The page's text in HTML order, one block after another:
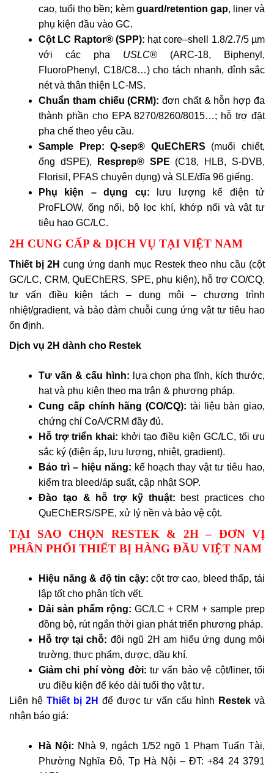
cao, tuổi thọ bền; kèm guard/retention gap, liner và
phụ kiện đầu vào GC.
Cột LC Raptor® (SPP): hạt core–shell 1.8/2.7/5 µm
với các pha USLC® (ARC-18, Biphenyl,
FluoroPhenyl, C18/C8…) cho tách nhanh, đỉnh sắc
nét và thân thiện LC-MS.
Chuẩn tham chiếu (CRM): đơn chất & hỗn hợp đa
thành phần cho EPA 8270/8260/8015…; hỗ trợ đặt
pha chế theo yêu cầu.
Sample Prep:
Q-sep® QuEChERS (muối chiết,
ống dSPE),
Resprep® SPE (C18, HLB, S-DVB,
Florisil, PFAS chuyên dụng) và SLE/đĩa 96 giếng.
Phụ kiện – dụng cụ: lưu lượng kế điện tử
ProFLOW, ống nối, bộ lọc khí, khớp nối và vật tư
tiêu hao GC/LC.
2H CUNG CẤP & DỊCH VỤ TẠI VIỆT NAM
Thiết bị 2H cung ứng danh mục Restek theo nhu cầu (cột
GC/LC, CRM, QuEChERS, SPE, phụ kiện), hỗ trợ CO/CQ,
tư vấn điều kiện tách – dung môi – chương trình
nhiệt/gradient, và bảo đảm chuỗi cung ứng vật tư tiêu hao
ổn định.
Dịch vụ 2H dành cho Restek
Tư vấn & cấu hình: lựa chọn pha tĩnh, kích thước,
hạt và phụ kiện theo ma trận & phương pháp.
Cung cấp chính hãng (CO/CQ): tài liệu bàn giao,
chứng chỉ CoA/CRM đầy đủ.
Hỗ trợ triển khai: khởi tạo điều kiện GC/LC, tối ưu
sắc ký (điện áp, lưu lượng, nhiệt, gradient).
Bảo trì – hiệu năng: kế hoạch thay vật tư tiêu hao,
kiểm tra bleed/áp suất, cập nhật SOP.
Đào tạo & hỗ trợ kỹ thuật: best practices cho
QuEChERS/SPE, xử lý nền và bảo vệ cột.
TẠI SAO CHỌN RESTEK & 2H – ĐƠN VỊ
PHÂN PHỐI THIẾT BỊ HÀNG ĐẦU VIỆT NAM
Hiệu năng & độ tin cậy: cột trơ cao, bleed thấp, tái
lập tốt cho phân tích vết.
Dải sản phẩm rộng: GC/LC + CRM + sample prep
đồng bộ, rút ngắn thời gian phát triển phương pháp.
Hỗ trợ tại chỗ: đội ngũ 2H am hiểu ứng dụng môi
trường, thực phẩm, dược, dầu khí.
Giảm chi phí vòng đời: tư vấn bảo vệ cột/liner, tối
ưu điều kiện để kéo dài tuổi thọ vật tư.
Liên hệ Thiết bị 2H để được tư vấn cấu hình Restek và
nhận báo giá:
Hà Nội: Nhà 9, ngách 1/52 ngõ 1 Phạm Tuấn Tài,
Phường Nghĩa Đô, Tp Hà Nội – ĐT: +84 24 3791